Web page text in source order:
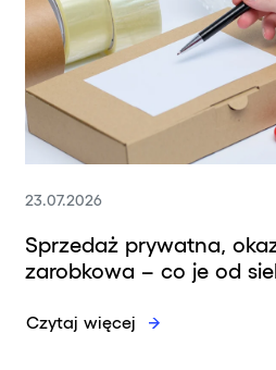
23.07.2026
Sprzedaż prywatna,
zarobkowa – co je od
Czytaj więcej